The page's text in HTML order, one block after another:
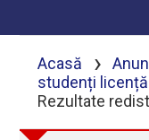
Acasă ›
studenți licență
Rezultate